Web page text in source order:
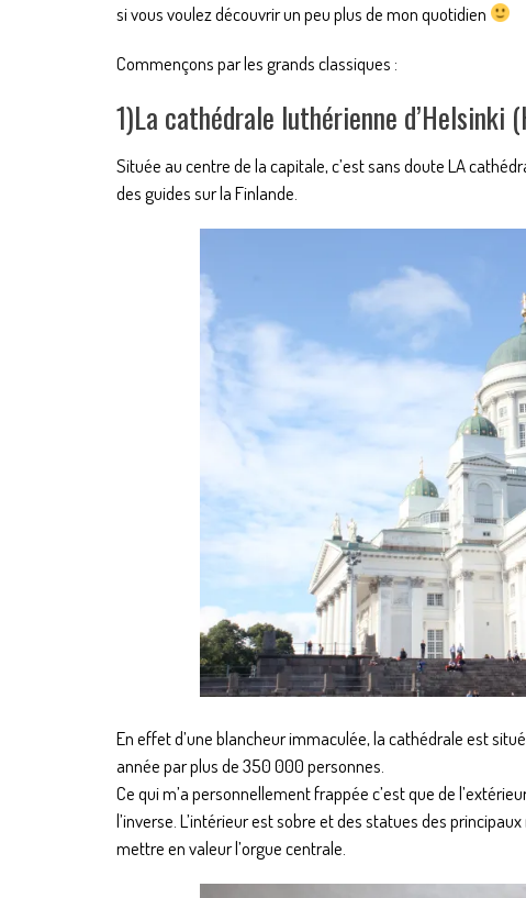
si vous voulez découvrir un peu plus de mon quotidien
Commençons par les grands classiques :
1)La cathédrale luthérienne
Située au centre de la capitale, c’est sans doute LA
des guides sur la Finlande.
En effet d’une blancheur immaculée, la cathédrale est
année par plus de 350 000 personnes.
Ce qui m’a personnellement frappée c’est que de
l’inverse. L’intérieur est sobre et des statues des
mettre en valeur l’orgue centrale.